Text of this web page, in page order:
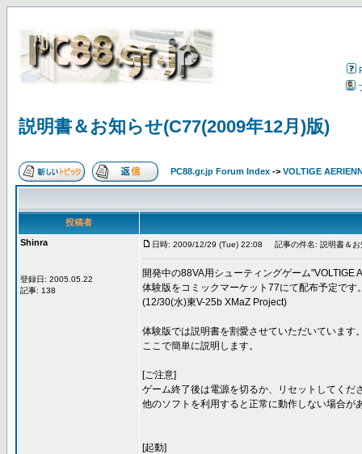
説明書＆お知らせ(C77(2009年12月)版)
PC88.gr.jp Forum Index -> VOLTIGE
投稿者
Shinra
登録日: 2005.05.22
記事: 138
日時: 2009/12/29 (Tue) 22:08 記事の件名: 説明書＆
開発中の88VA用シューティングゲーム"VOLTIGE
体験版をコミックマーケット77にて配布予定です
(12/30(水)東V-25b XMaZ Project)
体験版では説明書を割愛させていただいています
ここで簡単に説明します。
[ご注意]
ゲーム終了後は電源を切るか、リセットしてく
他のソフトを利用すると正常に動作しない場合が
[起動]